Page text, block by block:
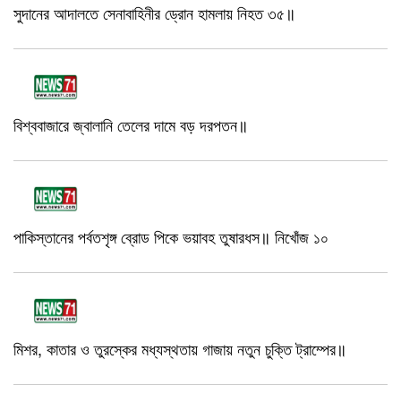
সুদানের আদালতে সেনাবাহিনীর ড্রোন হামলায় নিহত ৩৫॥
বিশ্ববাজারে জ্বালানি তেলের দামে বড় দরপতন॥
পাকিস্তানের পর্বতশৃঙ্গ ব্রোড পিকে ভয়াবহ তুষারধস॥ নিখোঁজ ১০
মিশর, কাতার ও তুরস্কের মধ্যস্থতায় গাজায় নতুন চুক্তি ট্রাম্পের॥